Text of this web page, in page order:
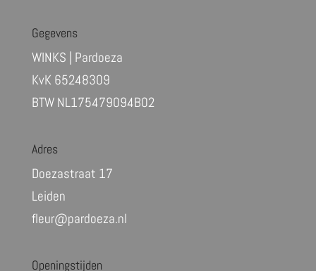
Gegevens
WINKS | Pardoeza
KvK 65248309
BTW NL175479094B02
Adres
Doezastraat 17
Leiden
fleur@pardoeza.nl
Openingstijden